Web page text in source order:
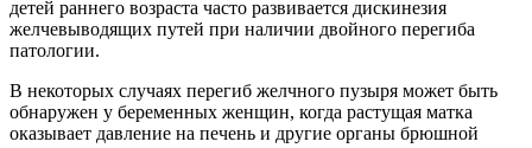
детей раннего возраста часто развивается дискинезия
желчевыводящих путей при наличии двойного перегиба
патологии.
В некоторых случаях перегиб желчного пузыря может быть
обнаружен у беременных женщин, когда растущая матка
оказывает давление на печень и другие органы брюшной